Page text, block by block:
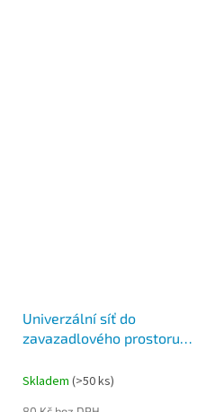
Univerzální síť do
zavazadlového prostoru
Skladem (>50 ks)